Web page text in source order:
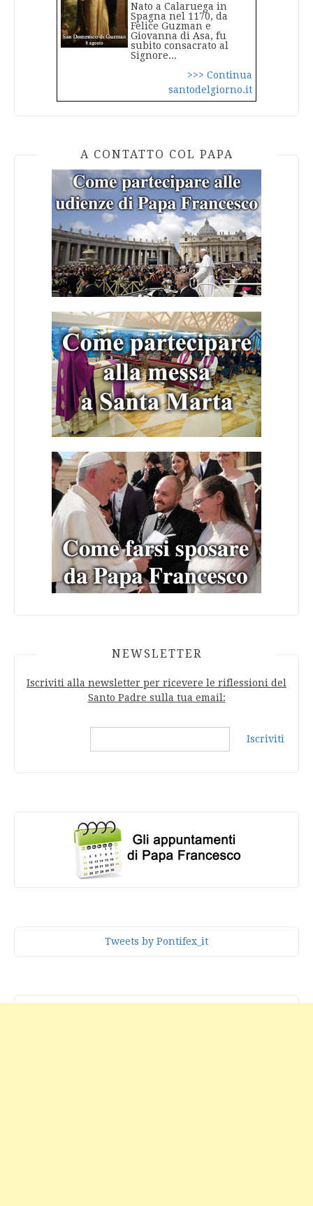
Nato a Calaruega in
Spagna nel 1170, da
Felice Guzman e
Giovanna di Asa, fu
subito consacrato al
Signore...
>>> Continua
santodelgiorno.it
A CONTATTO COL PAPA
NEWSLETTER
Iscriviti alla newsletter per ricevere le riflessioni del
Santo Padre sulla tua email:
Iscriviti
Tweets by Pontifex_it